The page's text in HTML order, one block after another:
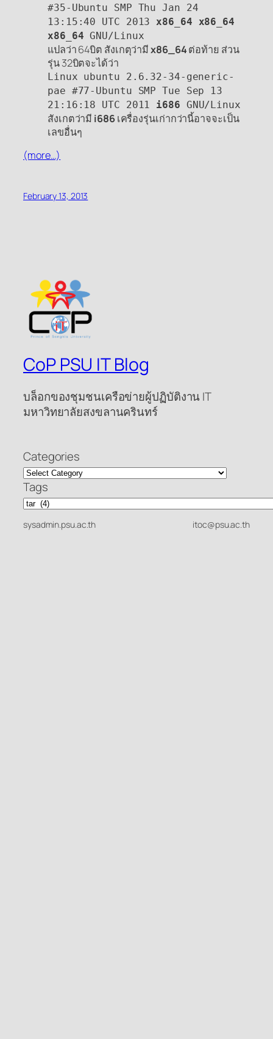
#35-Ubuntu SMP Thu Jan 24
13:15:40 UTC 2013x86_64 x86_64
x86_64 GNU/Linux
แปลว่า 64บิต สังเกตุว่ามีx86_64ต่อท้าย ส่วน
รุ่น 32บิตจะได้ว่า
Linux ubuntu 2.6.32-34-generic-
pae #77-Ubuntu SMP Tue Sep 13
21:16:18 UTC 2011 i686 GNU/Linux
สังเกตว่ามี i686เครื่องรุ่นเก่ากว่านี้อาจจะเป็น
เลขอื่นๆ
(more…)
February 13, 2013
CoP PSU IT Blog
บล็อกของชุมชนเครือข่ายผู้ปฏิบัติงาน IT
มหาวิทยาลัยสงขลานครินทร์
Categories
Tags
sysadmin.psu.ac.th itoc@psu.ac.th